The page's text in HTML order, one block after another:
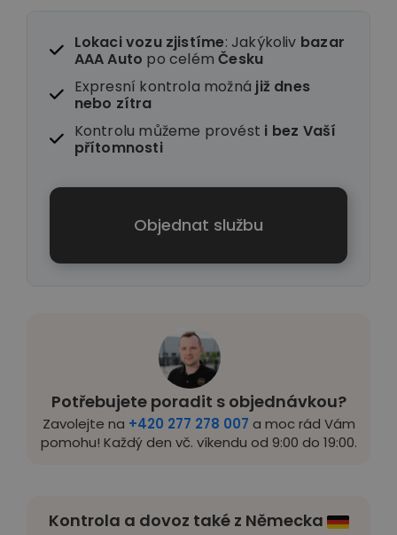
Potřebujete poradit s objednávkou?
Zavolejte na +420 277 278 007 a moc rád Vám
pomohu! Každý den vč. víkendu od 9:00 do 19:00.
Kontrola a dovoz také z Německa
Lokaci vozu zjistíme: Jakýkoliv bazar
AAA Auto po celémČesku
Expresní kontrola možná již dnes
nebo zítra
Kontrolu můžeme provést i bez Vaší
přítomnosti
Objednat službu